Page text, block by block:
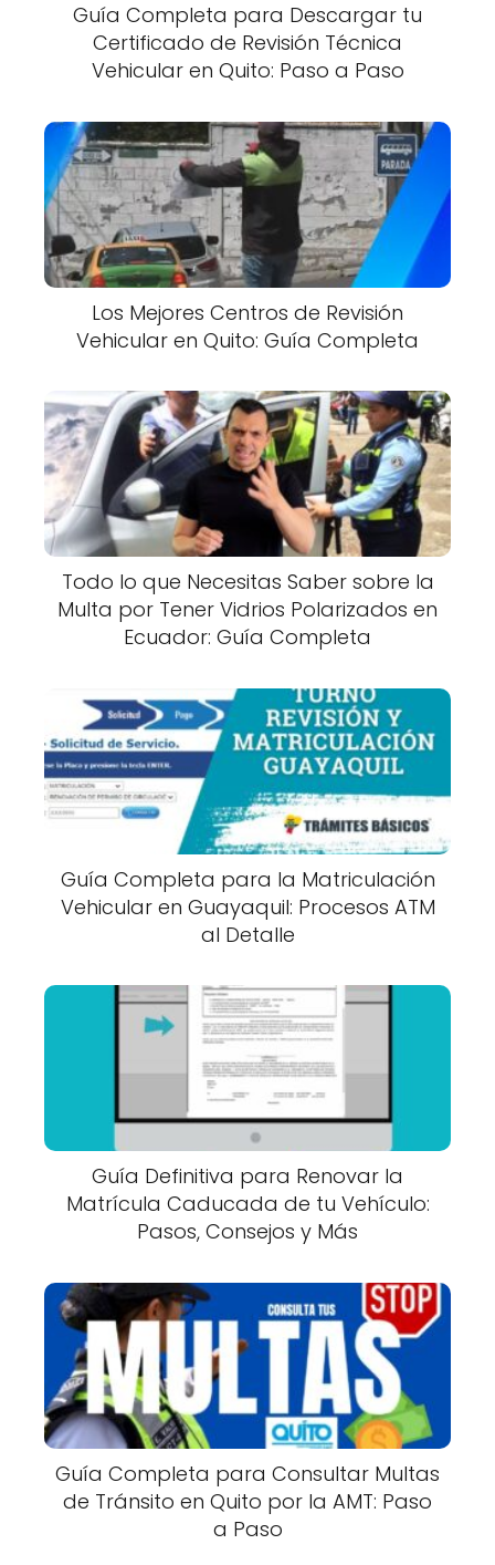
Guía Completa para Descargar tu
Certificado de Revisión Técnica
Vehicular en Quito: Paso a Paso
Los Mejores Centros de Revisión
Vehicular en Quito: Guía Completa
Todo lo que Necesitas Saber sobre la
Multa por Tener Vidrios Polarizados en
Ecuador: Guía Completa
Guía Completa para la Matriculación
Vehicular en Guayaquil: Procesos ATM
al Detalle
Guía Definitiva para Renovar la
Matrícula Caducada de tu Vehículo:
Pasos, Consejos y Más
Guía Completa para Consultar Multas
de Tránsito en Quito por la AMT: Paso
a Paso